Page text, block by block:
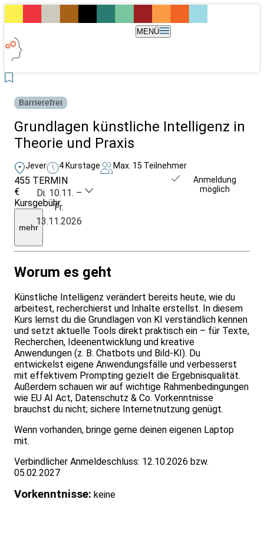
MENÜ
Barrierefrei
Grundlagen künstliche Intelligenz in
Theorie und Praxis
Jever 4 Kurstage Max. 15 Teilnehmer
455
€
Kursgebühr
inkl.
Materialkosten
und
mehr
TERMIN
Di. 10.11. –
Fr.
13.11.2026
Anmeldung
möglich
Worum es geht
Künstliche Intelligenz verändert bereits heute, wie du
arbeitest, recherchierst und Inhalte erstellst. In diesem
Kurs lernst du die Grundlagen von KI verständlich kennen
und setzt aktuelle Tools direkt praktisch ein – für Texte,
Recherchen, Ideenentwicklung und kreative
Anwendungen (z. B. Chatbots und Bild-KI). Du
entwickelst eigene Anwendungsfälle und verbesserst
mit effektivem Prompting gezielt die Ergebnisqualität.
Außerdem schauen wir auf wichtige Rahmenbedingungen
wie EU AI Act, Datenschutz & Co. Vorkenntnisse
brauchst du nicht; sichere Internetnutzung genügt.
Wenn vorhanden, bringe gerne deinen eigenen Laptop
mit.
Verbindlicher Anmeldeschluss: 12.10.2026 bzw.
05.02.2027
Vorkenntnisse: keine